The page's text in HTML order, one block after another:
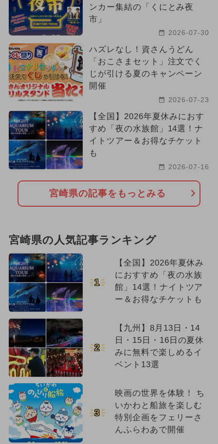
ンカー集結の「くにとみ夜
市」
2026-07-30
ハズレなし！資さんうどん
「おこさまセット」注文でく
じが引ける夏のキャンペーン
開催
2026-07-23
【全国】2026年夏休みにおす
すめ「夜の水族館」14選！ナ
イトツアー＆お得なチケット
も
2026-07-16
宮崎県の記事をもっとみる
宮崎県の人気記事ランキング
1
【全国】2026年夏休み
におすすめ「夜の水族
館」14選！ナイトツア
ー＆お得なチケットも
2
【九州】8月13日・14
日・15日・16日の夏休
みに無料で楽しめるイ
ベント13選
3
映画の世界を体験！ ち
いかわと船旅を楽しむ
特別企画をフェリーさ
んふらわあで開催